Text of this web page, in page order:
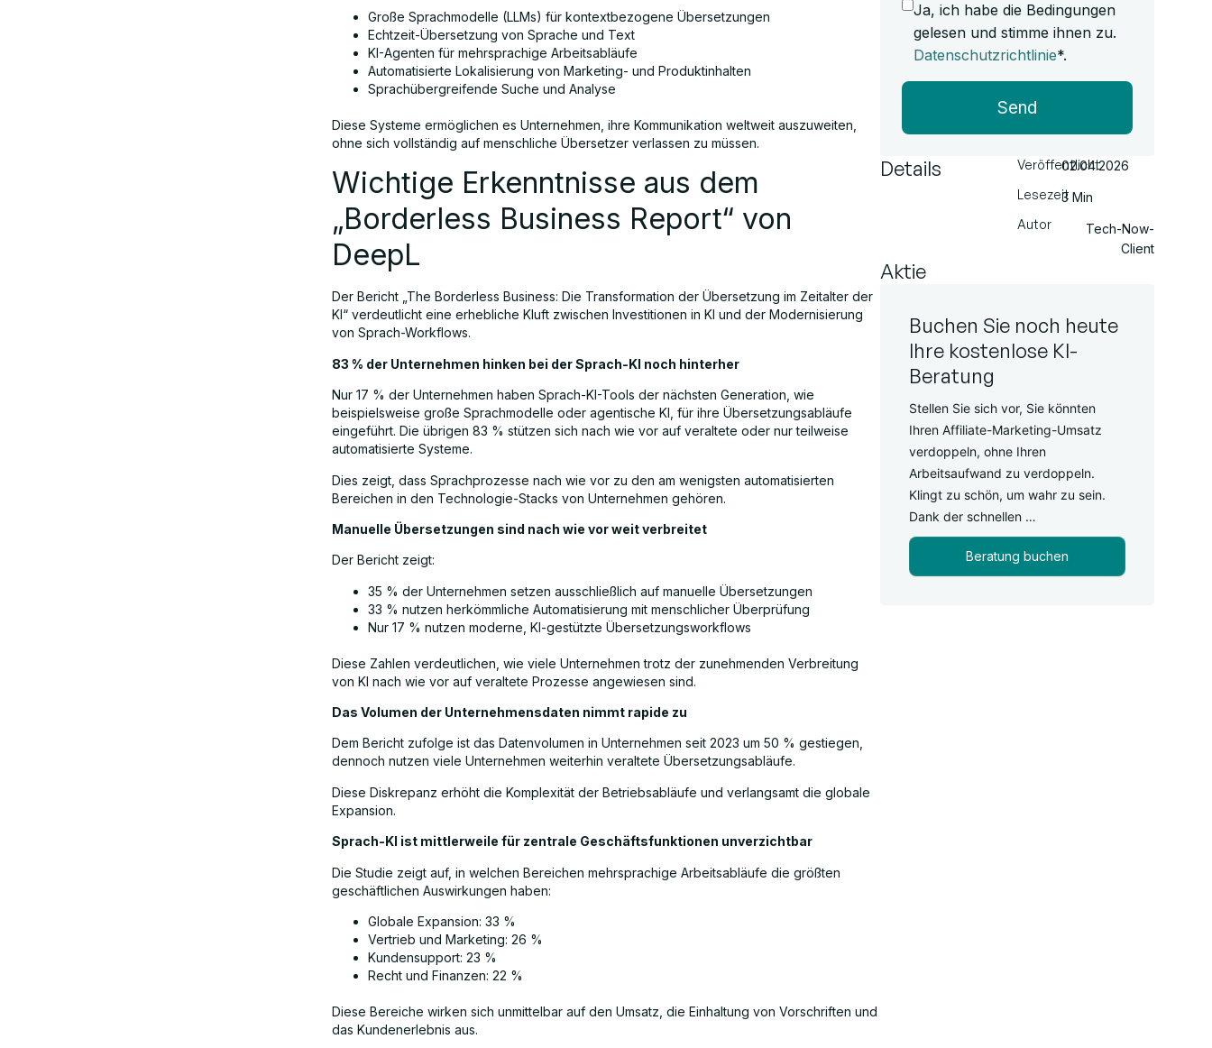
Große Sprachmodelle (LLMs) für kontextbezogene Übersetzungen
Echtzeit-Übersetzung von Sprache und Text
KI-Agenten für mehrsprachige Arbeitsabläufe
Automatisierte Lokalisierung von Marketing- und Produktinhalten
Sprachübergreifende Suche und Analyse
Diese Systeme ermöglichen es Unternehmen, ihre Kommunikation weltweit auszuweiten,
ohne sich vollständig auf menschliche Übersetzer verlassen zu müssen.
Wichtige Erkenntnisse aus dem
„Borderless Business Report“ von
DeepL
Der Bericht „The Borderless Business: Die Transformation der Übersetzung im Zeitalter der
KI“ verdeutlicht eine erhebliche Kluft zwischen Investitionen in KI und der Modernisierung
von Sprach-Workflows.
83 % der Unternehmen hinken bei der Sprach-KI noch hinterher
Nur 17 % der Unternehmen haben Sprach-KI-Tools der nächsten Generation, wie
beispielsweise große Sprachmodelle oder agentische KI, für ihre Übersetzungsabläufe
eingeführt. Die übrigen 83 % stützen sich nach wie vor auf veraltete oder nur teilweise
automatisierte Systeme.
Dies zeigt, dass Sprachprozesse nach wie vor zu den am wenigsten automatisierten
Bereichen in den Technologie-Stacks von Unternehmen gehören.
Manuelle Übersetzungen sind nach wie vor weit verbreitet
Der Bericht zeigt:
35 % der Unternehmen setzen ausschließlich auf manuelle Übersetzungen
33 % nutzen herkömmliche Automatisierung mit menschlicher Überprüfung
Nur 17 % nutzen moderne, KI-gestützte Übersetzungsworkflows
Diese Zahlen verdeutlichen, wie viele Unternehmen trotz der zunehmenden Verbreitung
von KI nach wie vor auf veraltete Prozesse angewiesen sind.
Das Volumen der Unternehmensdaten nimmt rapide zu
Dem Bericht zufolge ist das Datenvolumen in Unternehmen seit 2023 um 50 % gestiegen,
dennoch nutzen viele Unternehmen weiterhin veraltete Übersetzungsabläufe.
Diese Diskrepanz erhöht die Komplexität der Betriebsabläufe und verlangsamt die globale
Expansion.
Sprach-KI ist mittlerweile für zentrale Geschäftsfunktionen unverzichtbar
Die Studie zeigt auf, in welchen Bereichen mehrsprachige Arbeitsabläufe die größten
geschäftlichen Auswirkungen haben:
Globale Expansion: 33 %
Vertrieb und Marketing: 26 %
Kundensupport: 23 %
Recht und Finanzen: 22 %
Diese Bereiche wirken sich unmittelbar auf den Umsatz, die Einhaltung von Vorschriften und
das Kundenerlebnis aus.
Ja, ich habe die Bedingungen
gelesen und stimme ihnen zu.
Datenschutzrichtlinie*.
Send
Details
Veröffentlicht
Lesezeit
Autor
02.04.2026
3 Min
Tech-Now-
Client
Aktie
Buchen Sie noch heute
Ihre kostenlose KI-
Beratung
Stellen Sie sich vor, Sie könnten
Ihren Affiliate-Marketing-Umsatz
verdoppeln, ohne Ihren
Arbeitsaufwand zu verdoppeln.
Klingt zu schön, um wahr zu sein.
Dank der schnellen …
Beratung buchen